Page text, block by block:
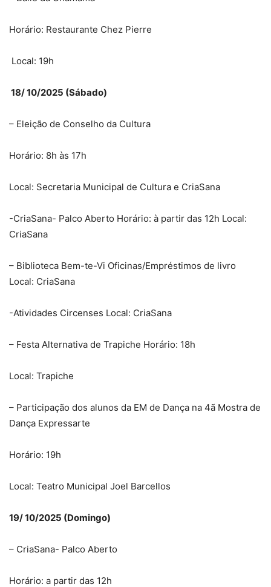
Horário: Restaurante Chez Pierre
Local: 19h
18/ 10/2025 (Sábado)
– Eleição de Conselho da Cultura
Horário: 8h às 17h
Local: Secretaria Municipal de Cultura e CriaSana
-CriaSana- Palco Aberto Horário: à partir das 12h Local:
CriaSana
– Biblioteca Bem-te-Vi Oficinas/Empréstimos de livro
Local: CriaSana
-Atividades Circenses Local: CriaSana
– Festa Alternativa de Trapiche Horário: 18h
Local: Trapiche
– Participação dos alunos da EM de Dança na 4ã Mostra de
Dança Expressarte
Horário: 19h
Local: Teatro Municipal Joel Barcellos
19/ 10/2025 (Domingo)
– CriaSana- Palco Aberto
Horário: a partir das 12h